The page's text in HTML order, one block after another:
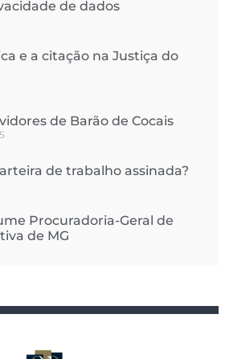
de dados
e a citação na Justiça do
de Barão de Cocais
de trabalho assinada?
Procuradoria-Geral de
de MG